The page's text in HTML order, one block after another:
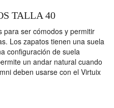
TALLA 40
para ser cómodos y permitir
Los zapatos tienen una suela
configuración de suela
un andar natural cuando
deben usarse con el Virtuix